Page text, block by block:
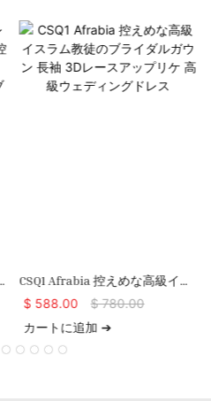
CSQ1 Afrabia 控えめな高級イス
ラム教徒のブライダルガウン 長
ェディングドレス
$ 588.00 $780.00
カートに追加 ➔